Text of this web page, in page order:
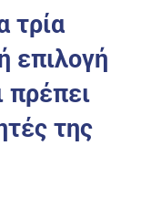
τρία
επιλογή
πρέπει
της